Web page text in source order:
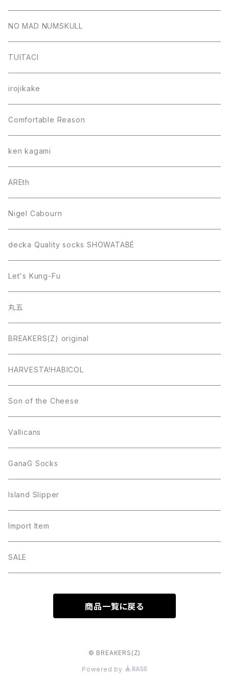
NO MAD NUMSKULL
TUITACI
irojikake
Comfortable Reason
ken kagami
AREth
Nigel Cabourn
decka Quality socks SHOWATABÉ
Let's Kung-Fu
丸五
BREAKERS(Z) original
HARVESTA!HABICOL
Son of the Cheese
Vallicans
GanaG Socks
Island Slipper
Import Item
SALE
商品一覧に戻る
© BREAKERS(Z)
Powered by